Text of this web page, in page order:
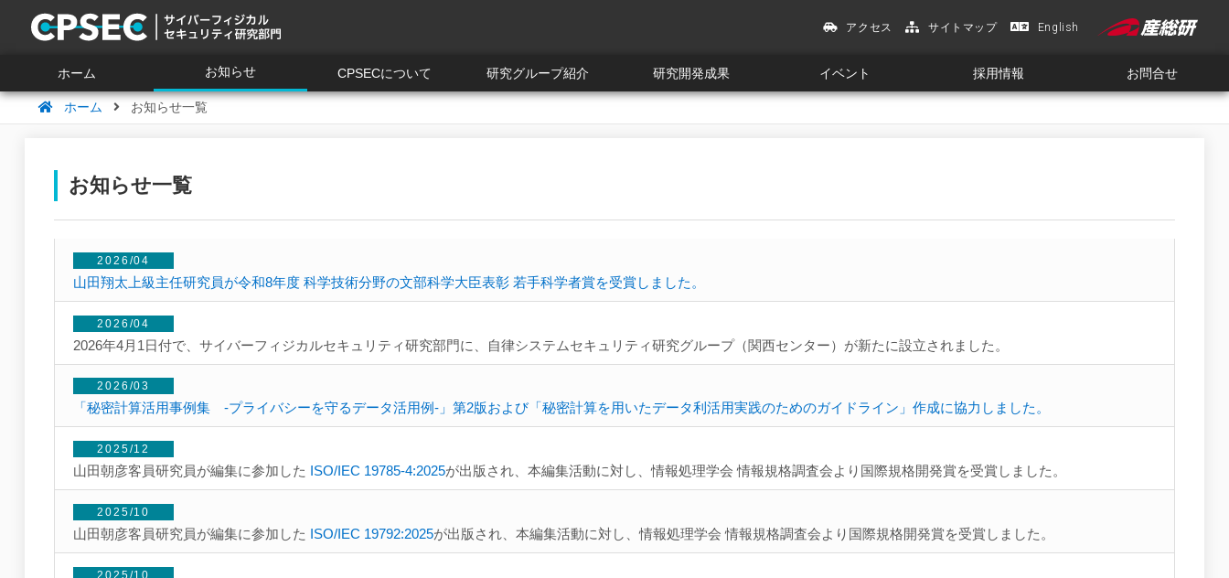
アクセス サイトマップ English
ホーム お知らせ CPSECについて 研究グループ紹介 研究開発成果 イベント 採用情報 お問合せ
ホーム お知らせ一覧
お知らせ一覧
2026/04
山田翔太上級主任研究員が令和8年度 科学技術分野の文部科学大臣表彰 若手科学者賞を受賞しました。
2026/04
2026年4月1日付で、サイバーフィジカルセキュリティ研究部門に、自律システムセキュリティ研究グループ（関西センター）が新たに設立されました。
2026/03
「秘密計算活用事例集 -プライバシーを守るデータ活用例-」第2版および「秘密計算を用いたデータ利活用実践のためのガイドライン」作成に協力しました。
2025/12
山田朝彦客員研究員が編集に参加した ISO/IEC 19785-4:2025が出版され、本編集活動に対し、情報処理学会 情報規格調査会より国際規格開発賞を受賞しました。
2025/10
山田朝彦客員研究員が編集に参加した ISO/IEC 19792:2025が出版され、本編集活動に対し、情報処理学会 情報規格調査会より国際規格開発賞を受賞しました。
2025/10